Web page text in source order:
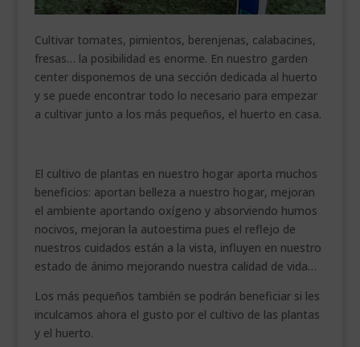
Cultivar tomates, pimientos, berenjenas, calabacines,
fresas… la posibilidad es enorme. En nuestro garden
center disponemos de una sección dedicada al huerto
y se puede encontrar todo lo necesario para empezar
a cultivar junto a los más pequeños, el huerto en casa.
El cultivo de plantas en nuestro hogar aporta muchos
beneficios: aportan belleza a nuestro hogar, mejoran
el ambiente aportando oxígeno y absorviendo humos
nocivos, mejoran la autoestima pues el reflejo de
nuestros cuidados están a la vista, influyen en nuestro
estado de ánimo mejorando nuestra calidad de vida…
Los más pequeños también se podrán beneficiar si les
inculcamos ahora el gusto por el cultivo de las plantas
y el huerto.